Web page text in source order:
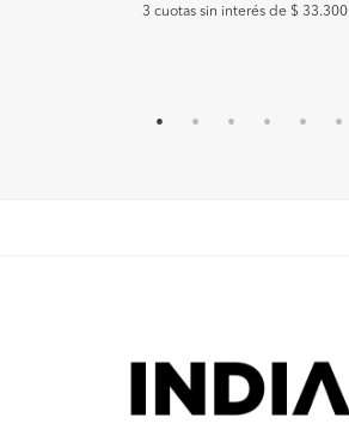
3 cuotas sin interés de $ 33.300